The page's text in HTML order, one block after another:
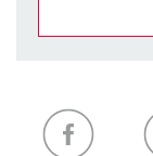
Mijn lijst